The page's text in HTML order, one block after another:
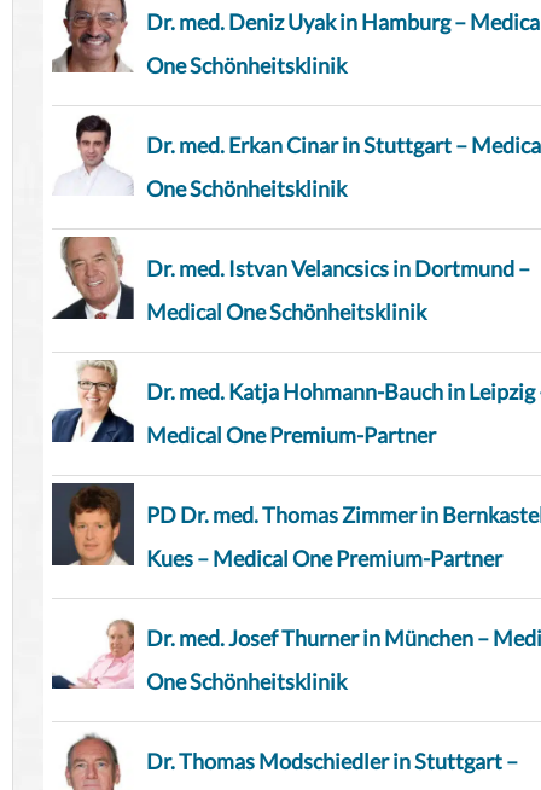
Dr. med. Deniz Uyak in Hamburg –
One Schönheitsklinik
Dr. med. Erkan Cinar in Stuttgart –
One Schönheitsklinik
Dr. med. Istvan Velancsics in Dortmund –
Medical One Schönheitsklinik
Dr. med. Katja Hohmann-Bauch in Leipzig
Medical One Premium-Partner
PD Dr. med. Thomas Zimmer in
Kues – Medical One Premium-Partner
Dr. med. Josef Thurner in München –
One Schönheitsklinik
Dr. Thomas Modschiedler in Stuttgart –